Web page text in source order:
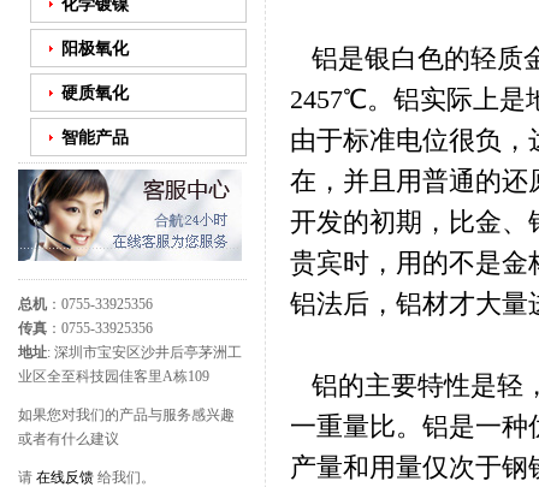
阳极氧化
硬质氧化
智能产品
总机 ：0755-33925356
传真 ：0755-33925356
地址: 深圳市宝安区沙井后亭茅洲工
业区全至科技园佳客里A栋109
如果您对我们的产品与服务感兴趣
或者有什么建议
请 在线反馈 给我们。
铝是银白色的轻质
2457℃。铝实际上是
由于标准电位很负
在，并且用普通的还
开发的初期，比金、
贵宾时，用的不是金
铝法后，铝材才大量
铝的主要特性是轻
一重量比。铝是一
产量和用量仅次于